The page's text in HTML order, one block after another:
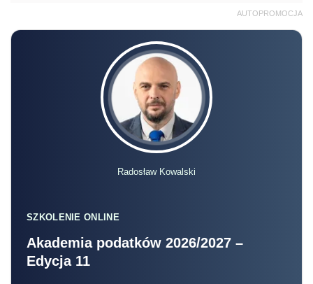
AUTOPROMOCJA
Radosław Kowalski
SZKOLENIE ONLINE
Akademia podatków 2026/2027 –
Edycja 11